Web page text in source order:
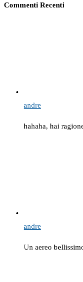
Commenti Recenti
andre
hahaha, hai
andre
Un aereo